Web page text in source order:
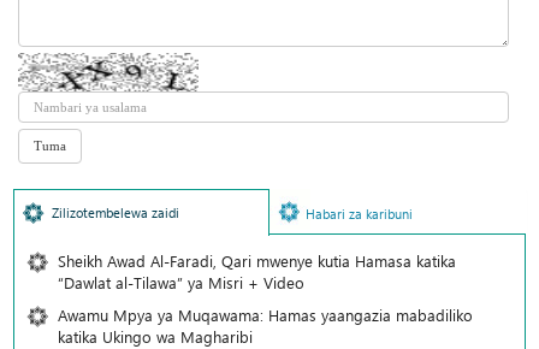
Zilizotembelewa zaidi Habari za karibuni
Sheikh Awad Al-Faradi, Qari mwenye kutia Hamasa katika
“Dawlat al-Tilawa” ya Misri + Video
Awamu Mpya ya Muqawama: Hamas yaangazia mabadiliko
katika Ukingo wa Magharibi